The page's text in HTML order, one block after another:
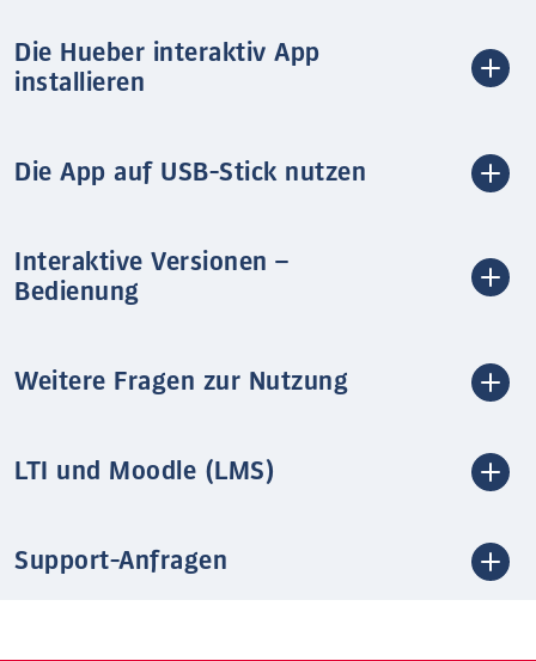
Die Hueber interaktiv App
installieren
Die App auf USB-Stick nutzen
Interaktive Versionen –
Bedienung
Weitere Fragen zur Nutzung
LTI und Moodle (LMS)
Support-Anfragen